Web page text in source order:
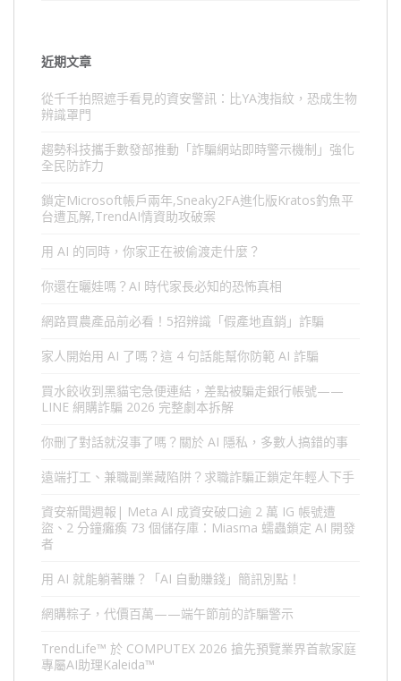
近期文章
從千千拍照遮手看見的資安警訊：比YA洩指紋，恐成生物
辨識罩門
趨勢科技攜手數發部推動「詐騙網站即時警示機制」強化
全民防詐力
鎖定Microsoft帳戶兩年,Sneaky2FA進化版Kratos釣魚平
台遭瓦解,TrendAI情資助攻破案
用 AI 的同時，你家正在被偷渡走什麼？
你還在曬娃嗎？AI 時代家長必知的恐怖真相
網路買農產品前必看！5招辨識「假產地直銷」詐騙
家人開始用 AI 了嗎？這 4 句話能幫你防範 AI 詐騙
買水餃收到黑貓宅急便連結，差點被騙走銀行帳號——
LINE 網購詐騙 2026 完整劇本拆解
你刪了對話就沒事了嗎？關於 AI 隱私，多數人搞錯的事
遠端打工、兼職副業藏陷阱？求職詐騙正鎖定年輕人下手
資安新聞週報| Meta AI 成資安破口逾 2 萬 IG 帳號遭
盜、2 分鐘癱瘓 73 個儲存庫：Miasma 蠕蟲鎖定 AI 開發
者
用 AI 就能躺著賺？「AI 自動賺錢」簡訊別點！
網購粽子，代價百萬——端午節前的詐騙警示
TrendLife™ 於 COMPUTEX 2026 搶先預覽業界首款家庭
專屬AI助理Kaleida™